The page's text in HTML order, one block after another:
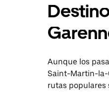
Aunque los
Saint-Martin-la-
rutas populares